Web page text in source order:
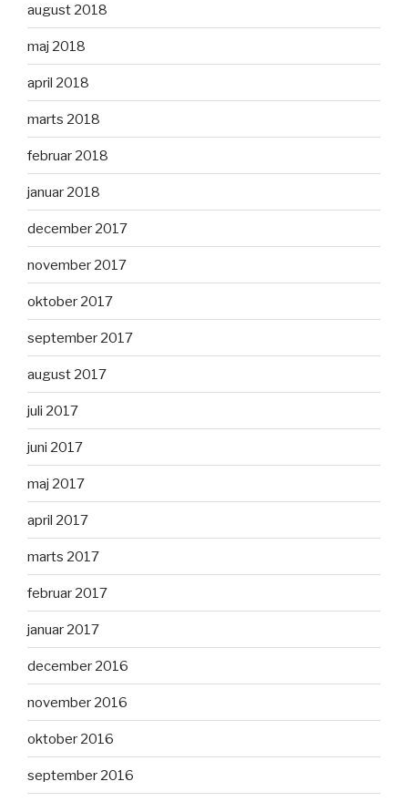
august 2018
maj 2018
april 2018
marts 2018
februar 2018
januar 2018
december 2017
november 2017
oktober 2017
september 2017
august 2017
juli 2017
juni 2017
maj 2017
april 2017
marts 2017
februar 2017
januar 2017
december 2016
november 2016
oktober 2016
september 2016